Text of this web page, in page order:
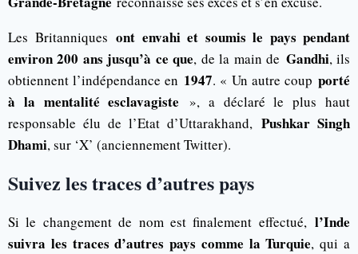
Les Britanniques ont envahi et soumis le pays pendant
environ 200 ans jusqu’à ce que, de la main de Gandhi, ils
obtiennent l’indépendance en 1947. « Un autre coup porté
à la mentalité esclavagiste », a déclaré le plus haut
responsable élu de l’Etat d’Uttarakhand, Pushkar Singh
Dhami, sur ‘X’ (anciennement Twitter).
Suivez les traces d’autres pays
Si le changement de nom est finalement effectué,l’Inde
suivra les traces d’autres pays comme la Turquie, qui a